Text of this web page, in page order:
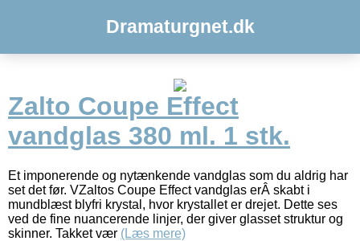
Dramaturgnet.dk
Zalto Coupe Effect
vandglas 380 ml. 1 stk.
Et imponerende og nytænkende vandglas som du aldrig har
set det før. VZaltos Coupe Effect vandglas erÂ skabt i
mundblæst blyfri krystal, hvor krystallet er drejet. Dette ses
ved de fine nuancerende linjer, der giver glasset struktur og
skinner. Takket vær (Læs mere)